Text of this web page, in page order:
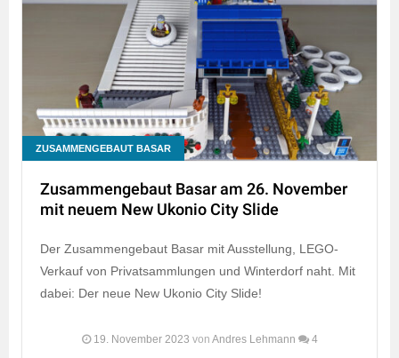
ZUSAMMENGEBAUT BASAR
Zusammengebaut Basar am 26. November
mit neuem New Ukonio City Slide
Der Zusammengebaut Basar mit Ausstellung, LEGO-
Verkauf von Privatsammlungen und Winterdorf naht. Mit
dabei: Der neue New Ukonio City Slide!
19. November 2023 von Andres Lehmann 4